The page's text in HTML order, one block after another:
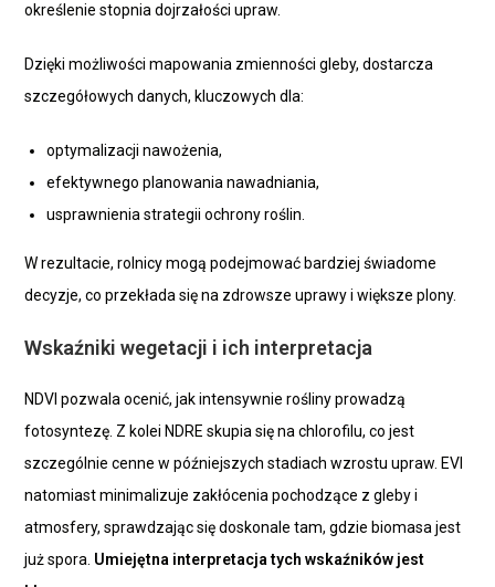
określenie stopnia dojrzałości upraw.
Dzięki możliwości mapowania zmienności gleby, dostarcza
szczegółowych danych, kluczowych dla:
optymalizacji nawożenia,
efektywnego planowania nawadniania,
usprawnienia strategii ochrony roślin.
W rezultacie, rolnicy mogą podejmować bardziej świadome
decyzje, co przekłada się na zdrowsze uprawy i większe plony.
Wskaźniki wegetacji i ich interpretacja
NDVI pozwala ocenić, jak intensywnie rośliny prowadzą
fotosyntezę. Z kolei NDRE skupia się na chlorofilu, co jest
szczególnie cenne w późniejszych stadiach wzrostu upraw. EVI
natomiast minimalizuje zakłócenia pochodzące z gleby i
atmosfery, sprawdzając się doskonale tam, gdzie biomasa jest
już spora. Umiejętna interpretacja tych wskaźników jest